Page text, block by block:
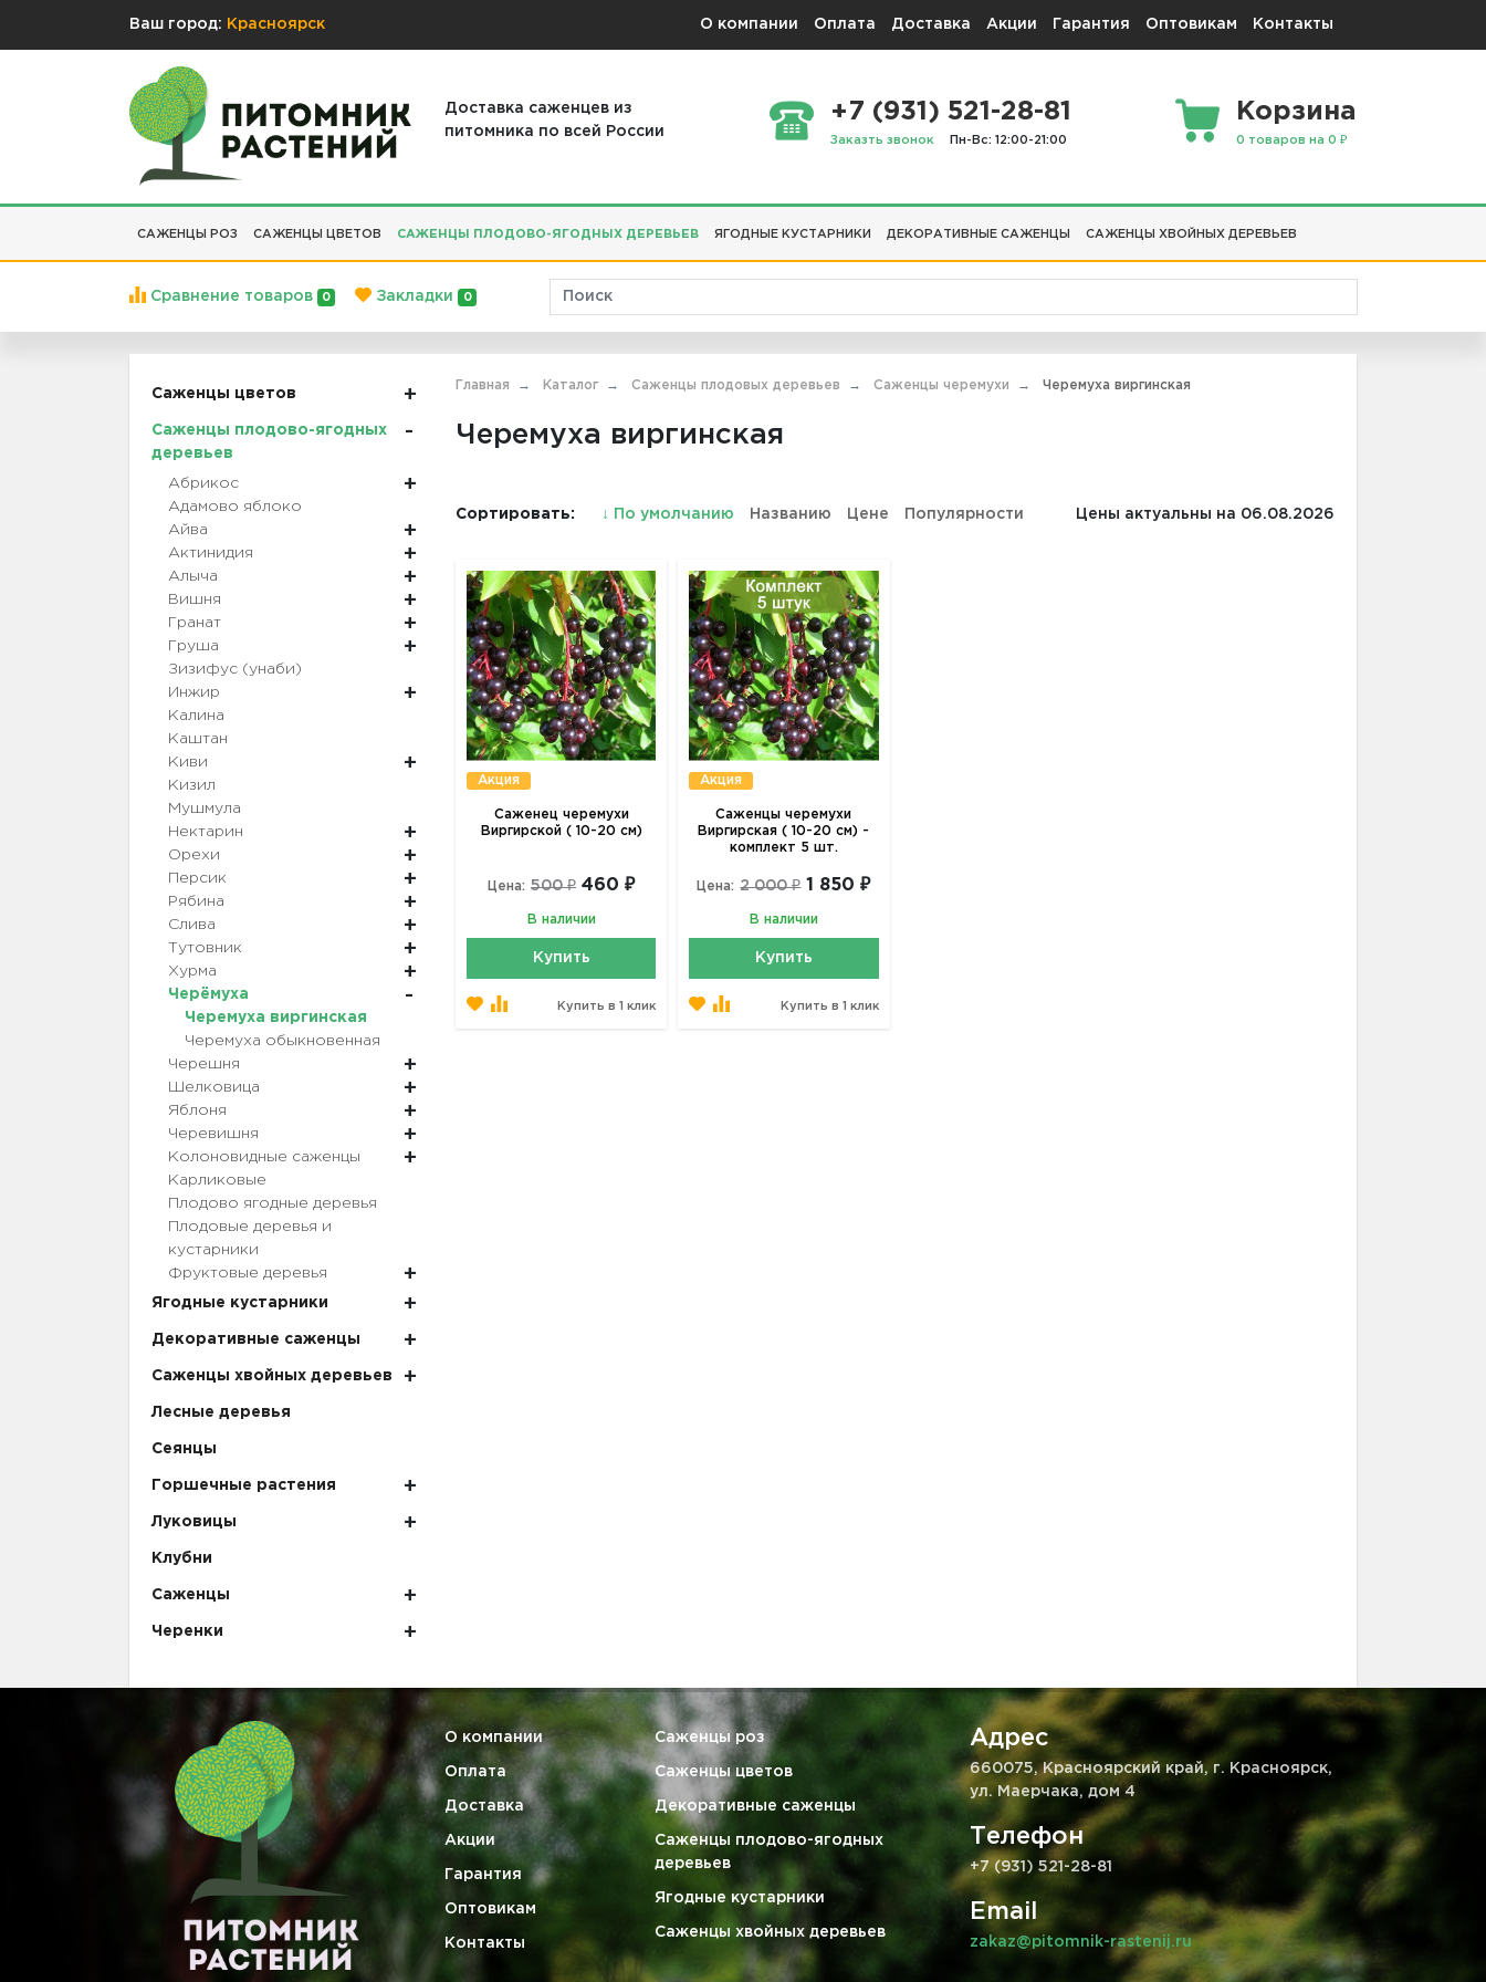
Ваш город: Красноярск О компании Оплата Доставка Акции Гарантия Оптовикам Контакты
Доставка саженцев из
питомника по всей России
+7 (931) 521-28-81
Заказть звонок Пн-Вс: 12:00-21:00
Корзина
0 товаров на 0 ₽
САЖЕНЦЫ РОЗ САЖЕНЦЫ ЦВЕТОВ САЖЕНЦЫ ПЛОДОВО-ЯГОДНЫХ ДЕРЕВЬЕВ ЯГОДНЫЕ КУСТАРНИКИ ДЕКОРАТИВНЫЕ САЖЕНЦЫ САЖЕНЦЫ ХВОЙНЫХ ДЕРЕВЬЕВ
Сравнение товаров 0 Закладки 0
Саженцы цветов
Саженцы плодово-ягодных
деревьев
Абрикос
Адамово яблоко
Айва
Актинидия
Алыча
Вишня
Гранат
Груша
Зизифус (унаби)
Инжир
Калина
Каштан
Киви
Кизил
Мушмула
Нектарин
Орехи
Персик
Рябина
Слива
Тутовник
Хурма
Черёмуха
Черемуха виргинская
Черемуха обыкновенная
Черешня
Шелковица
Яблоня
Черевишня
Колоновидные саженцы
Карликовые
Плодово ягодные деревья
Плодовые деревья и
кустарники
Фруктовые деревья
Ягодные кустарники
Декоративные саженцы
Саженцы хвойных деревьев
Лесные деревья
Сеянцы
Горшечные растения
Луковицы
Клубни
Саженцы
Черенки
Главная Каталог Саженцы плодовых деревьев Саженцы черемухи Черемуха виргинская
Черемуха виргинская
Сортировать: ↓ По умолчанию Названию Цене Популярности Цены актуальны на 06.08.2026
Акция
Саженец черемухи
Виргирской ( 10-20 см)
Цена: 500 ₽ 460 ₽
В наличии
Купить
Купить в 1 клик
Акция
Саженцы черемухи
Виргирская ( 10-20 см) -
комплект 5 шт.
Цена: 2 000 ₽ 1 850 ₽
В наличии
Купить
Купить в 1 клик
О компании
Оплата
Доставка
Акции
Гарантия
Оптовикам
Контакты
Саженцы роз
Саженцы цветов
Декоративные саженцы
Саженцы плодово-ягодных
деревьев
Ягодные кустарники
Саженцы хвойных деревьев
Адрес
660075, Красноярский край, г. Красноярск,
ул. Маерчака, дом 4
Телефон
+7 (931) 521-28-81
Email
zakaz@pitomnik-rastenij.ru